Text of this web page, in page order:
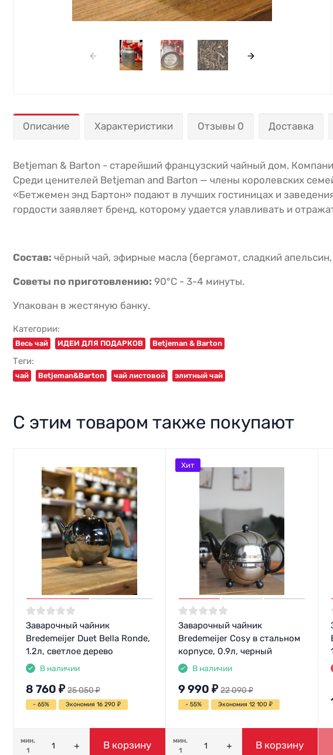
Описание Характеристики Отзывы 0 Доставка
Betjeman & Barton - старейший французский чайный дом.
Среди ценителей Betjeman and Barton — члены королевских
«Бетжемен энд Бартон» подают в лучших гостиницах и
гордости заявляет бренд, которому удается улавливать и
Состав: чёрный чай, эфирные масла (бергамот, сладкий
Советы по приготовлению: 90°C - 3-4 минуты.
Упакован в жестяную банку.
Категории:
Весь чай ИДЕИ ДЛЯ ПОДАРКОВ Betjeman & Barton
Теги:
чай Вetjeman&Barton чай листовой элитный чай
С этим товаром также покупают
Заварочный чайник
Bredemeijer Duet Bella Ronde,
1.2л, светлое дерево
В наличии
8 760 ₽ 25 050₽
- 65% Экономия 16 290 ₽
мин.
1
В корзину
Заварочный чайник
Bredemeijer Cosy в стальном
корпусе, 0.9л, черный
В наличии
9 990 ₽ 22 090₽
- 55% Экономия 12 100 ₽
мин.
1
В корзину
Хит